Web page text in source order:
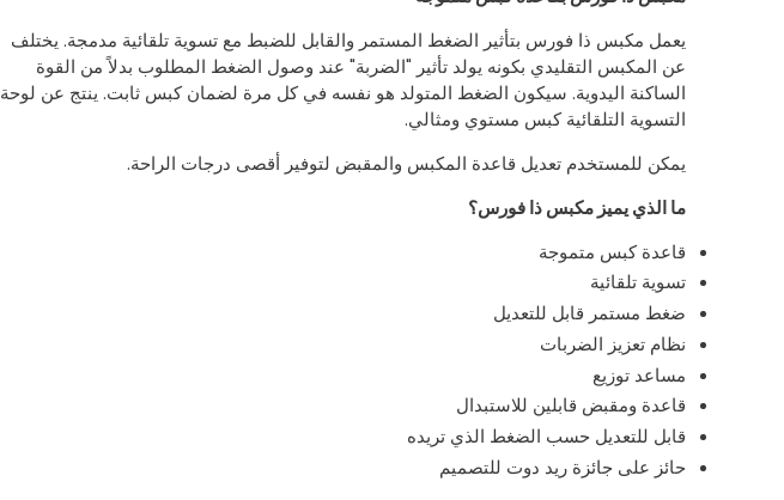
يعمل مكبس ذا فورس بتأثير الضغط المستمر والقابل للضبط مع تسوية تلقائية مدمجة. يختلف
عن المكبس التقليدي بكونه يولد تأثير "الضربة" عند وصول الضغط المطلوب بدلاً من القوة
الساكنة اليدوية. سيكون الضغط المتولد هو نفسه في كل مرة لضمان كبس ثابت. ينتج عن لوحة
التسوية التلقائية كبس مستوي ومثالي.
يمكن للمستخدم تعديل قاعدة المكبس والمقبض لتوفير أقصى درجات الراحة.
ما الذي يميز مكبس ذا فورس؟
قاعدة كبس متموجة
تسوية تلقائية
ضغط مستمر قابل للتعديل
نظام تعزيز الضربات
مساعد توزيع
قاعدة ومقبض قابلين للاستبدال
قابل للتعديل حسب الضغط الذي تريده
حائز على جائزة ريد دوت للتصميم